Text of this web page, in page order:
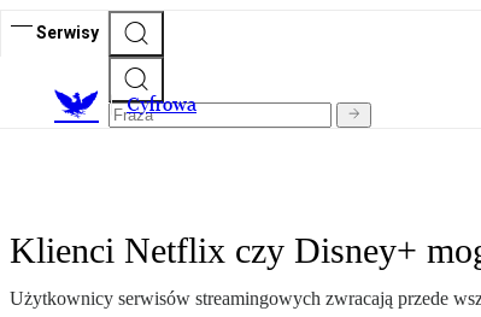
Serwisy
Cyfrowa
Klienci Netflix czy Disney+
Użytkownicy serwisów streamingowych zwracają przede